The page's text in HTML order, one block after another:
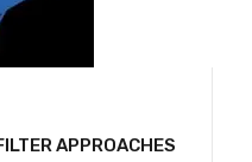
APPROACHES